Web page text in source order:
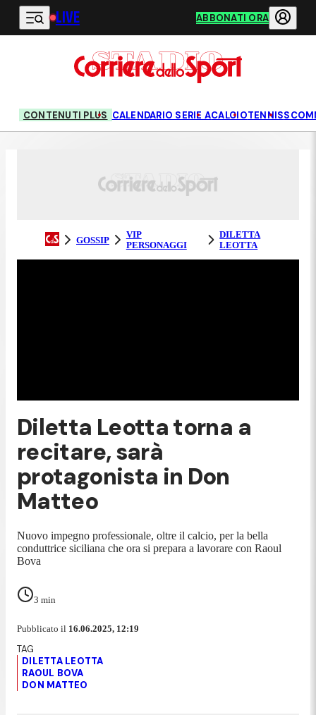
Vai al contenuto principale
LIVE ABBONATI ORA
CONTENUTI PLUS CALENDARIO SERIE ACALCIOTENNIS
GOSSIP
VIP
PERSONAGGI
DILETTA
LEOTTA
Diletta Leotta torna a
recitare, sarà
protagonista in Don
Matteo
Nuovo impegno professionale, oltre il calcio, per la bella
conduttrice siciliana che ora si prepara a lavorare con Raoul
Bova
3 min
Pubblicato il 16.06.2025, 12:19
DILETTA LEOTTA
RAOUL BOVA
DON MATTEO